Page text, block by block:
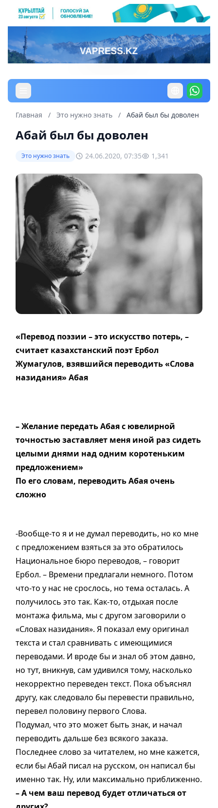
Главная / Это нужно знать / Абай был бы доволен
Абай был бы доволен
Это нужно знать 24.06.2020, 07:35 1,341
«Перевод поэзии – это искусство потерь, –
считает казахстанский поэт Ербол
Жумагулов, взявшийся переводить «Слова
назидания» Абая
– Желание передать Абая с ювелирной
точностью заставляет меня иной раз сидеть
целыми днями над одним коротеньким
предложением»
По его словам, переводить Абая очень
сложно
-Вообще-то я и не думал переводить, но ко мне
с предложением взяться за это обратилось
Национальное бюро переводов, – говорит
Ербол. – Времени предлагали немного. Потом
что-то у нас не срослось, но тема осталась. А
получилось это так. Как-то, отдыхая после
монтажа фильма, мы с другом заговорили о
«Словах назидания». Я показал ему оригинал
текста и стал сравнивать с имеющимися
переводами. И вроде бы и знал об этом давно,
но тут, вникнув, сам удивился тому, насколько
некорректно переведен текст. Пока объяснял
другу, как следовало бы перевести правильно,
перевел половину первого Слова.
Подумал, что это может быть знак, и начал
переводить дальше без всякого заказа.
Последнее слово за читателем, но мне кажется,
если бы Абай писал на русском, он написал бы
именно так. Ну, или максимально приближенно.
– А чем ваш перевод будет отличаться от